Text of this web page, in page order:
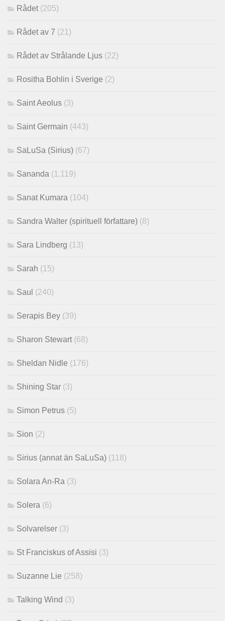
Rådet (205)
Rådet av 7 (21)
Rådet av Strålande Ljus (22)
Rositha Bohlin i Sverige (2)
Saint Aeolus (3)
Saint Germain (443)
SaLuSa (Sirius) (67)
Sananda (1,119)
Sanat Kumara (104)
Sandra Walter (spirituell författare) (8)
Sara Lindberg (13)
Sarah (15)
Saul (240)
Serapis Bey (39)
Sharon Stewart (68)
Sheldan Nidle (176)
Shining Star (3)
Simon Petrus (5)
Sion (2)
Sirius (annat än SaLuSa) (118)
Solara An-Ra (3)
Solera (6)
Solvarelser (3)
St Franciskus of Assisi (3)
Suzanne Lie (258)
Talking Wind (3)